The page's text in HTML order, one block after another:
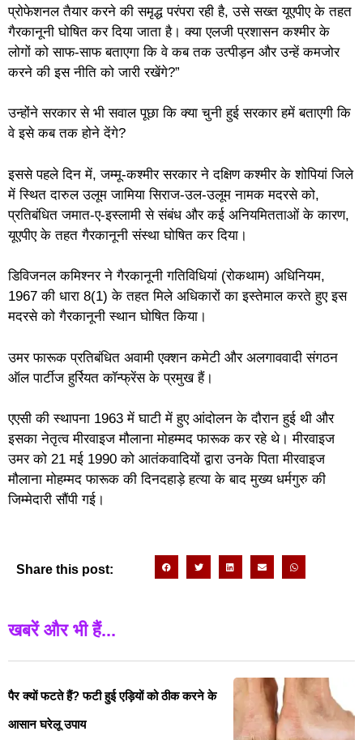
प्रोफेशनल तैयार करने की समृद्ध परंपरा रही है, उसे सख्त यूएपीए के तहत
गैरकानूनी घोषित कर दिया जाता है। क्या एलजी प्रशासन कश्मीर के
लोगों को साफ-साफ बताएगा कि वे कब तक उत्पीड़न और उन्हें कमजोर
करने की इस नीति को जारी रखेंगे?”
उन्होंने सरकार से भी सवाल पूछा कि क्या चुनी हुई सरकार हमें बताएगी कि
वे इसे कब तक होने देंगे?
इससे पहले दिन में, जम्मू-कश्मीर सरकार ने दक्षिण कश्मीर के शोपियां जिले
में स्थित दारुल उलूम जामिया सिराज-उल-उलूम नामक मदरसे को,
प्रतिबंधित जमात-ए-इस्लामी से संबंध और कई अनियमितताओं के कारण,
यूएपीए के तहत गैरकानूनी संस्था घोषित कर दिया।
डिविजनल कमिश्नर ने गैरकानूनी गतिविधियां (रोकथाम) अधिनियम,
1967 की धारा 8(1) के तहत मिले अधिकारों का इस्तेमाल करते हुए इस
मदरसे को गैरकानूनी स्थान घोषित किया।
उमर फारूक प्रतिबंधित अवामी एक्शन कमेटी और अलगाववादी संगठन
ऑल पार्टीज हुर्रियत कॉन्फ्रेंस के प्रमुख हैं।
एएसी की स्थापना 1963 में घाटी में हुए आंदोलन के दौरान हुई थी और
इसका नेतृत्व मीरवाइज मौलाना मोहम्मद फारूक कर रहे थे। मीरवाइज
उमर को 21 मई 1990 को आतंकवादियों द्वारा उनके पिता मीरवाइज
मौलाना मोहम्मद फारूक की दिनदहाड़े हत्या के बाद मुख्य धर्मगुरु की
जिम्मेदारी सौंपी गई।
Share this post:
खबरें और भी हैं...
पैर क्यों फटते हैं? फटी हुई एड़ियों को ठीक करने के
आसान घरेलू उपाय